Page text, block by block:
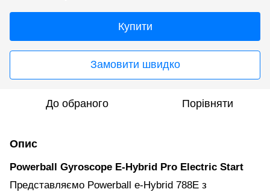
Купити
Замовити швидко
До обраного Порівняти
Опис
Powerball Gyroscope E-Hybrid Pro Electric Start
Представляємо Powerball e-Hybrid 788E з